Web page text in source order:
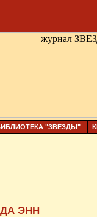
"ЗВЕЗДЫ"
ЭНН